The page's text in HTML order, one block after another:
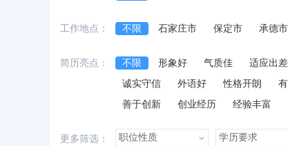
律师/法务
培训 互联网开发及应用
工作地点： 不限 石家庄市 保定市 承德市
简历亮点： 不限 形象好 气质佳 适应出差
诚实守信
外语好 性格开朗
善于创新
创业经历 经验丰富
更多筛选：